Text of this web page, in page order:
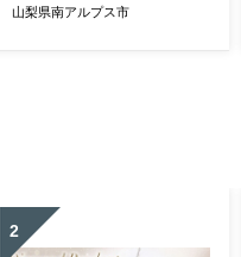
ーヘンセット(木箱入) ALPCI
山梨県南アルプス市
2